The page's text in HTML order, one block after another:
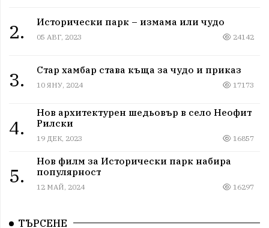
2. Исторически парк – измама или чудо
05 АВГ, 2023 24142
3. Стар хамбар става къща за чудо и приказ
10 ЯНУ, 2024 17173
4.
Нов архитектурен шедьовър в село Неофит
Рилски
19 ДЕК, 2023 16857
5.
Нов филм за Исторически парк набира
популярност
12 МАЙ, 2024 16297
ТЪРСЕНЕ